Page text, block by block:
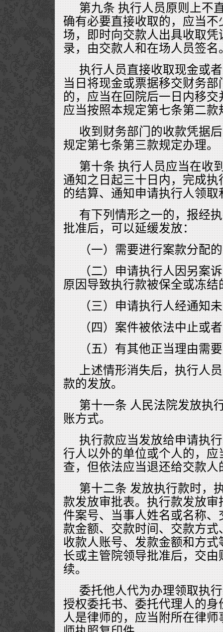
第九条 执行人员原则上不
确有必要直接收取的，应当
场，即时向交款人出具收取
录，由交款人和在场人员签名
执行人员直接收取现金或
当日将现金或票据移交财务
的，应当在回院后一日内移
应当按照本规定第七条第二款
收到财务部门的收款凭据
规定第七条第三款规定办理。
第十条 执行人员应当在收
通知之日起三十日内，完成
的结算、通知申请执行人领
有下列情形之一的，报经
批准后，可以延缓发放：
（一）需要进行案款分配
（二）申请执行人因另案
原因导致执行款被保全或冻结
（三）申请执行人经通知
（四）案件被依法中止或
（五）有其他正当理由需
上述情形消失后，执行人
款的发放。
第十一条 人民法院发放执
账方式。
执行款应当发放给申请执
行人以外的单位或个人的，
查，但依法应当退还给交款人
第十二条 发放执行款时，
款发放审批表。执行款发放
件案号、当事人姓名或名称
款金额、交款时间、交款方
收款人账号、发款金额和方
长或主管院领导批准后，交
续。
委托他人代为办理领取执
授权委托书、委托代理人的
人是律师的，应当附所在律